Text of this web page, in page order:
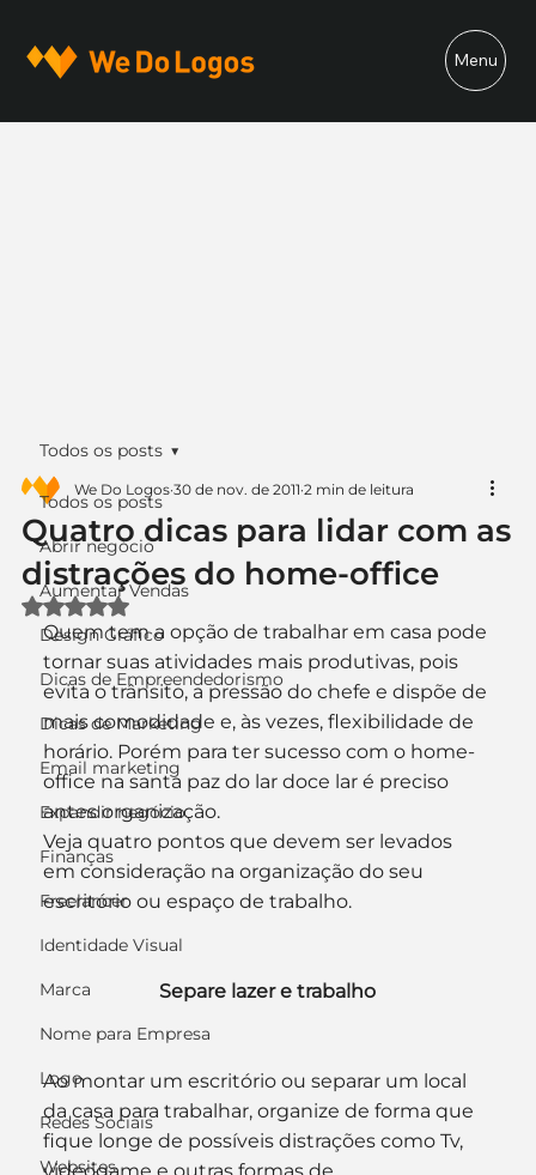
Menu
Todos os posts
Abrir negócio
Aumentar Vendas
Design Gráfico
Dicas de Empreendedorismo
Dicas de Marketing
Email marketing
Expandir negócio
Finanças
Freelancer
Identidade Visual
Marca
Nome para Empresa
Logo
Redes Sociais
Websites
Todos os posts
Quatro dicas para lidar com as
distrações do home-office
We Do Logos 30 de nov. de 2011 2 min de leitura
Avaliado com NaN de 5 estrelas.
Quem tem a opção de trabalhar em casa pode
tornar suas atividades mais produtivas, pois
evita o trânsito, a pressão do chefe e dispõe de
mais comodidade e, às vezes, flexibilidade de
horário. Porém para ter sucesso com o home-
office na santa paz do lar doce lar é preciso
antes organização.
Veja quatro pontos que devem ser levados
em consideração na organização do seu
escritório ou espaço de trabalho.
Separe lazer e trabalho
Ao montar um escritório ou separar um local
da casa para trabalhar, organize de forma que
fique longe de possíveis distrações como Tv,